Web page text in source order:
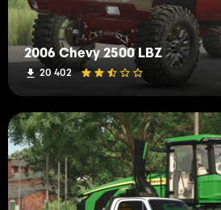
2006 Chevy 2500 LBZ
20 402